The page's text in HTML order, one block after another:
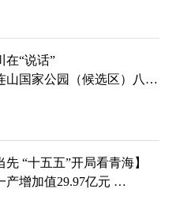
在“说话”
国家公园（候选区）八一
先 “十五五”开局看青海】
产增加值29.97亿元